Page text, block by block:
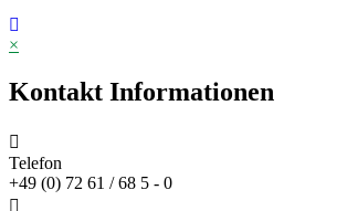
×
Kontakt Informationen
Telefon
+49 (0) 72 61 / 68 5 - 0